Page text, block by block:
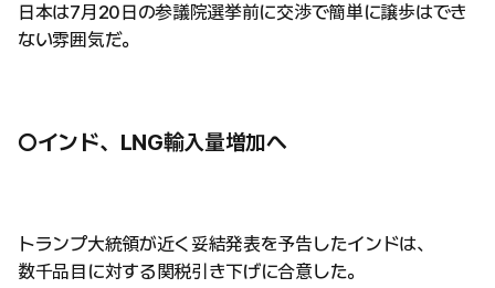
日本は7月20日の参議院選挙前に交渉で簡単に譲歩はでき
ない雰囲気だ。
○インド、LNG輸入量増加へ
トランプ大統領が近く妥結発表を予告したインドは、
数千品目に対する関税引き下げに合意した。